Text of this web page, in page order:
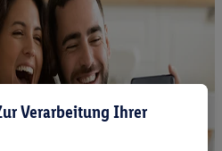
Verarbeitung Ihrer